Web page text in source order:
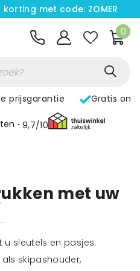
met code: ZOMER
0
prijsgarantie Gratis
9,7/10
met uw
sleutels en pasjes.
skipashouder,